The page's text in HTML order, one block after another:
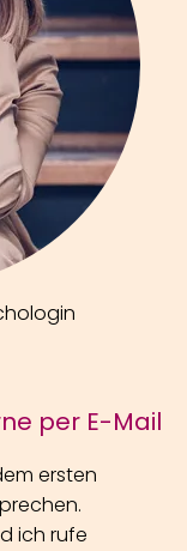
per E-Mail
ersten
ich rufe